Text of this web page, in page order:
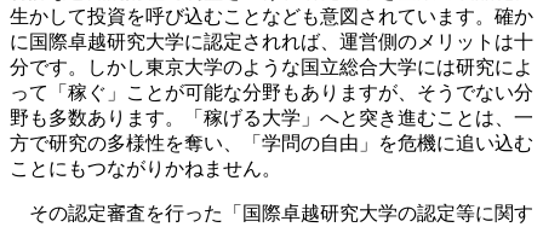
生かして投資を呼び込むことなども意図されています。確か
に国際卓越研究大学に認定されれば、運営側のメリットは十
分です。しかし東京大学のような国立総合大学には研究によ
って「稼ぐ」ことが可能な分野もありますが、そうでない分
野も多数あります。「稼げる大学」へと突き進むことは、一
方で研究の多様性を奪い、「学問の自由」を危機に追い込む
ことにもつながりかねません。
その認定審査を行った「国際卓越研究大学の認定等に関す